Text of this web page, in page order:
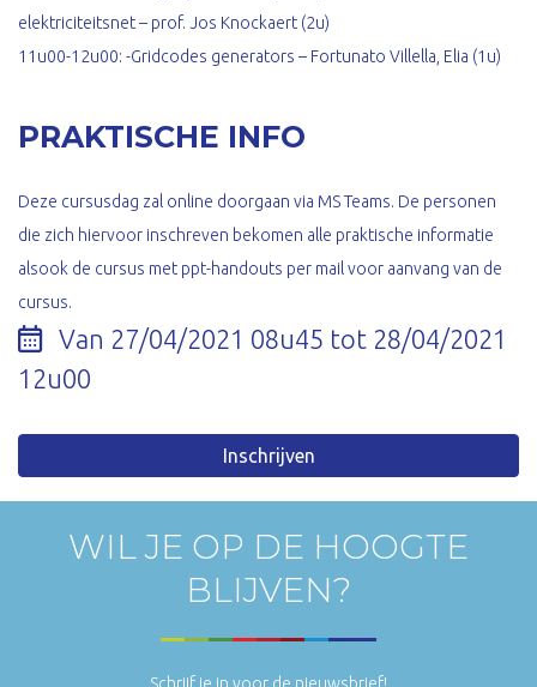
elektriciteitsnet – prof. Jos Knockaert (2u)
11u00-12u00: -Gridcodes generators – Fortunato Villella, Elia (1u)
PRAKTISCHE INFO
Deze cursusdag zal online doorgaan via MS Teams. De personen
die zich hiervoor inschreven bekomen alle praktische informatie
alsook de cursus met ppt-handouts per mail voor aanvang van de
cursus.
Van 27/04/2021 08u45 tot 28/04/2021
12u00
Inschrijven
WIL JE OP DE HOOGTE
BLIJVEN?